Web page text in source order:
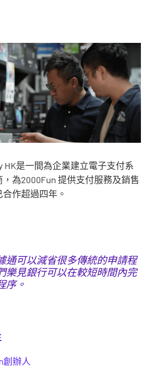
HK是一間為企業建立電子支付系
為2000Fun 提供支付服務及銷售
作超過四年。
通可以減省很多傳統的申請程
樂見銀行可以在較短時間內完
序。
創辦人